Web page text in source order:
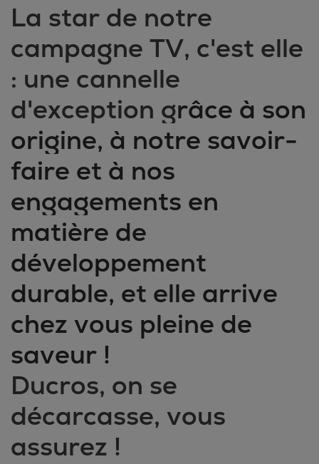
La star de notre
campagne TV, c'est elle
: une cannelle
d'exception grâce à son
origine, à notre savoir-
faire et à nos
engagements en
matière de
développement
durable, et elle arrive
chez vous pleine de
saveur !
Ducros, on se
décarcasse, vous
assurez !